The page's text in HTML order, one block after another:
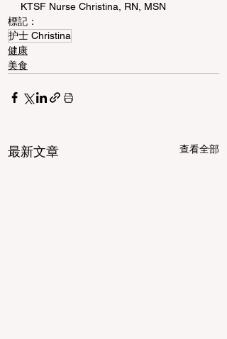
KTSF Nurse Christina, RN, MSN
標記：
护士 Christina
健康
美食
最新文章 查看全部